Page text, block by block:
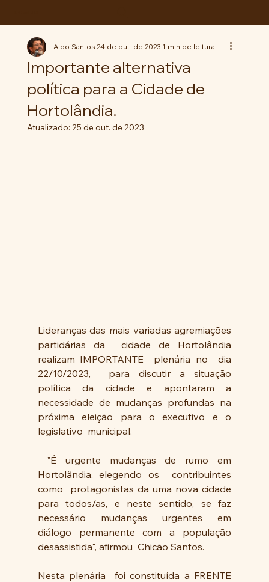
Importante alternativa
política para a Cidade de
Hortolândia.
Aldo Santos24 de out. de 20231 min de leitura
Atualizado: 25 de out. de 2023
Lideranças das mais variadas agremiações
partidárias da  cidade de Hortolândia
realizam IMPORTANTE  plenária no  dia
22/10/2023,  para discutir a situação
política da cidade e apontaram a
necessidade de mudanças profundas na
próxima eleição para o executivo e o
legislativo  municipal.
Hortolândia, elegendo os  contribuintes
como  protagonistas da uma nova cidade
para todos/as, e neste sentido, se faz
necessário mudanças urgentes em
diálogo permanente com a população
desassistida", afirmou  Chicão Santos.
Nesta plenária  foi constituída a FRENTE